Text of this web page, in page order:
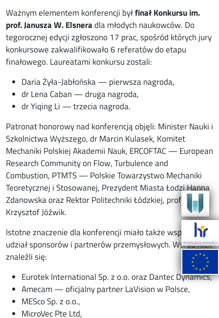
Ważnym elementem konferencji byłfinał Konkursu im.
prof. Janusza W. Elsneradla młodych naukowców. Do
tegorocznej edycji zgłoszono 17 prac, spośród których jury
konkursowe zakwalifikowało 6 referatów do etapu
finałowego. Laureatami konkursu zostali:
Daria Żyła-Jabłońska — pierwsza nagroda,
dr Lena Caban — druga nagroda,
dr Yiqing Li — trzecia nagroda.
Patronat honorowy nad konferencją objęli: Minister Nauki i
Szkolnictwa Wyższego, dr Marcin Kulasek, Komitet
Mechaniki Polskiej Akademii Nauk, ERCOFTAC — European
Research Community on Flow, Turbulence and
Combustion, PTMTS — Polskie Towarzystwo Mechaniki
Teoretycznej i Stosowanej, Prezydent Miasta Łodzi Hanna
Zdanowska oraz Rektor Politechniki Łódzkiej, prof.
Krzysztof Jóźwik.
Istotne znaczenie dla konferencji miało także wsparcie i
udział sponsorów i partnerów przemysłowych. Wśród nich
znaleźli się:
Eurotek International Sp. z o.o. oraz Dantec Dynamics,
Amecam — oficjalny partner LaVision w Polsce,
MESco Sp. z o.o.,
MicroVec Pte Ltd,